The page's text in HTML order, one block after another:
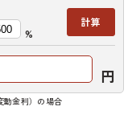
%
計算
円
動金利）の場合